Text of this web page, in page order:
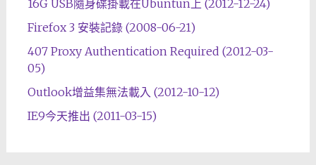
16G USB隨身碟掛載在Ubuntun上 (2012-12-24)
Firefox 3 安裝記錄 (2008-06-21)
407 Proxy Authentication Required (2012-03-
05)
Outlook增益集無法載入 (2012-10-12)
IE9今天推出 (2011-03-15)